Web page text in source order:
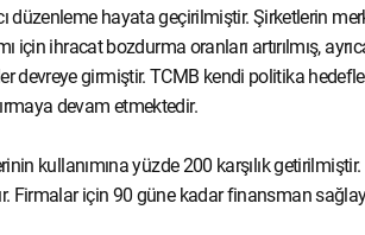
düzenleme hayata geçirilmiştir. Şirketlerin
için ihracat bozdurma oranları artırılmış,
devreye girmiştir. TCMB kendi politika
devam etmektedir.
kullanımına yüzde 200 karşılık
Firmalar için 90 güne kadar finansman